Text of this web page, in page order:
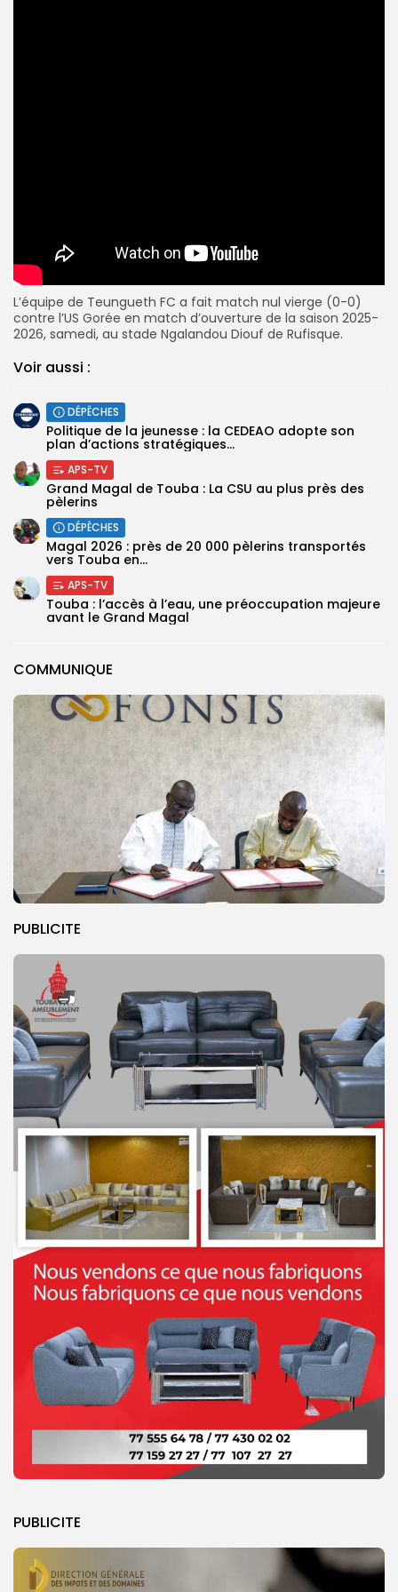
COMMUNIQUE
PUBLICITE
PUBLICITE
L’équipe de Teungueth FC a fait match nul vierge (0-0)
contre l’US Gorée en match d’ouverture de la saison 2025-
2026, samedi, au stade Ngalandou Diouf de Rufisque.
Voir aussi :
DÉPÊCHES
Politique de la jeunesse : la CEDEAO adopte son
plan d’actions stratégiques...
APS-TV
Grand Magal de Touba : La CSU au plus près des
pèlerins
DÉPÊCHES
Magal 2026 : près de 20 000 pèlerins transportés
vers Touba en...
APS-TV
Touba : l’accès à l’eau, une préoccupation majeure
avant le Grand Magal